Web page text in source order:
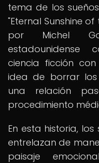
tema de los
"Eternal Sunshine
por Michel
estadounidense
ciencia ficción
idea de borrar los
una relación
procedimiento
En esta historia,
entrelazan de
paisaje